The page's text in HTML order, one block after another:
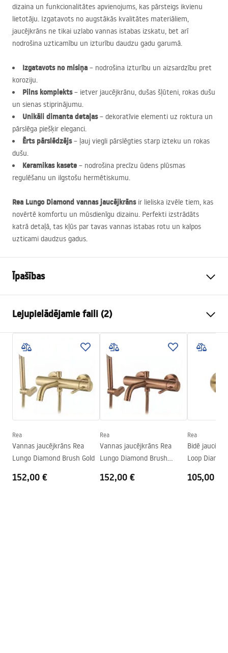
dizaina un funkcionalitātes apvienojums, kas pārsteigs ikvienu
lietotāju. Izgatavots no augstākās kvalitātes materiāliem,
jaucējkrāns ne tikai uzlabo vannas istabas izskatu, bet arī
nodrošina uzticamību un izturību daudzu gadu garumā.
Izgatavots no misiņa – nodrošina izturību un aizsardzību pret
koroziju.
Pilns komplekts– ietver jaucējkrānu, dušas šļūteni, rokas dušu
un sienas stiprinājumu.
Unikāli dimanta detaļas– dekoratīvie elementi uz roktura un
pārslēga piešķir eleganci.
Ērts pārslēdzējs– ļauj viegli pārslēgties starp izteku un rokas
dušu.
Keramikas kasete – nodrošina precīzu ūdens plūsmas
regulēšanu un ilgstošu hermētiskumu.
Rea Lungo Diamond vannas jaucējkrānsir lieliska izvēle tiem, kas
novērtē komfortu un mūsdienīgu dizainu. Perfekti izstrādāts
katrā detaļā, tas kļūs par tavas vannas istabas rotu un kalpos
uzticami daudzus gadus.
Īpašības
Uzstādīšanas veids
Krāsa
Matēts zelts
Izteces veids
Fiksēta
Materiāls
Izsmidzinātāja sasniedzamība
100mm
Augstums
90mm
Pārklājuma tehnoloģija
Savienojuma diametrs
Savienojumu attālums
150mm
Lejupielādējamie faili (2)
Uzstādīšanas instrukcijas
Garantijas noteikumi
Warranty_Terms_and_Conditions_Faucets_-_5.pdf
Rea
Vannas jaucējkrāns Rea
Lungo Diamond Brush Gold
152,00 €
Rea
Vannas jaucējkrāns Rea
Lungo Diamond Brush
152,00 €
Rea
Bidē
Loop
105,00 €